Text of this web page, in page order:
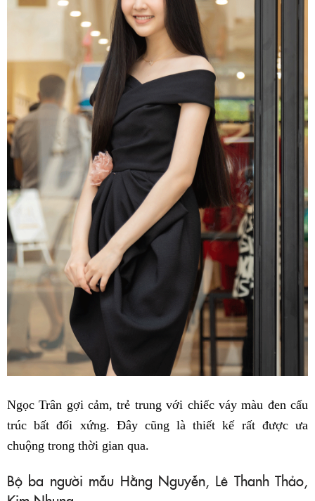
Ngọc Trân gợi cảm, trẻ trung với chiếc váy màu đen cấu
trúc bất đối xứng. Đây cũng là thiết kế rất được ưa
chuộng trong thời gian qua.
Bộ ba người mẫu Hằng Nguyễn, Lê Thanh Thảo,